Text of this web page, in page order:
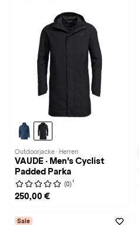
Outdoorjacke · Herren
VAUDE · Men's Cyclist
Padded Parka
(0) 1
250,00 €
Sale